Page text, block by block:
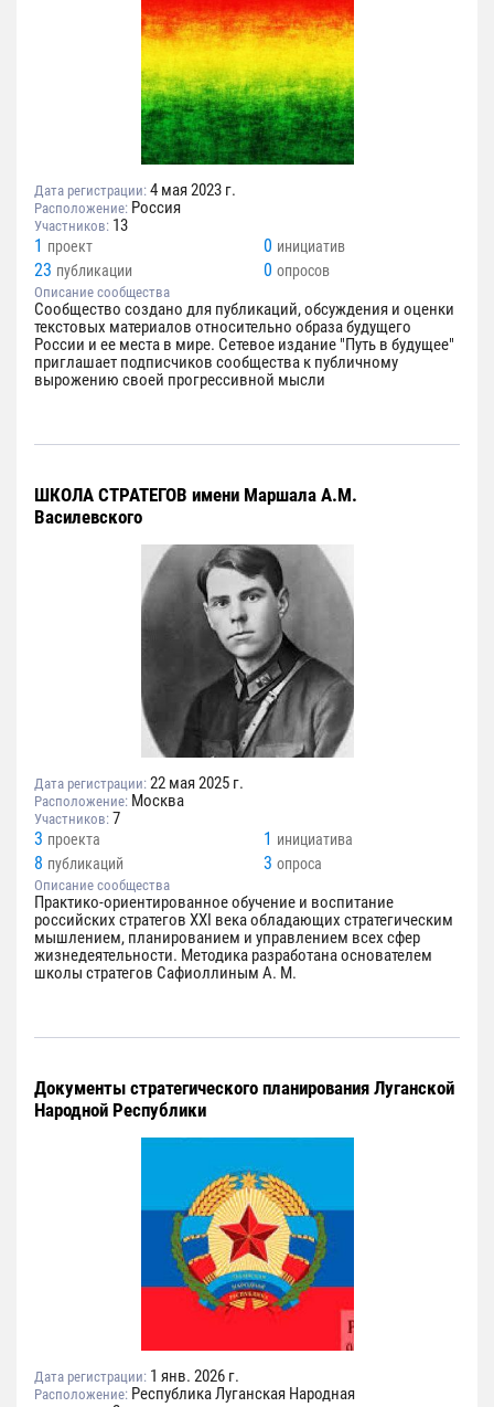
Дата регистрации: 4 мая 2023 г.
Расположение: Россия
Участников: 13
1 проект 0 инициатив
23 публикации 0 опросов
Описание сообщества
Сообщество создано для публикаций, обсуждения и оценки
текстовых материалов относительно образа будущего
России и ее места в мире. Сетевое издание "Путь в будущее"
приглашает подписчиков сообщества к публичному
вырожению своей прогрессивной мысли
ШКОЛА СТРАТЕГОВ имени Маршала А.М.
Василевского
Дата регистрации: 22 мая 2025 г.
Расположение: Москва
Участников: 7
3 проекта 1 инициатива
8 публикаций 3 опроса
Описание сообщества
Практико-ориентированное обучение и воспитание
российских стратегов XXI века обладающих стратегическим
мышлением, планированием и управлением всех сфер
жизнедеятельности. Методика разработана основателем
школы стратегов Сафиоллиным А. М.
Документы стратегического планирования Луганской
Народной Республики
Дата регистрации: 1 янв. 2026 г.
Расположение: Республика Луганская Народная